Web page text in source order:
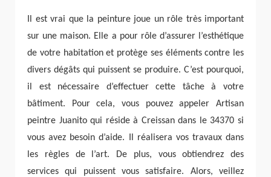
Il est vrai que la peinture joue un rôle très important
sur une maison. Elle a pour rôle d’assurer l’esthétique
de votre habitation et protège ses éléments contre les
divers dégâts qui puissent se produire. C’est pourquoi,
il est nécessaire d’effectuer cette tâche à votre
bâtiment. Pour cela, vous pouvez appeler Artisan
peintre Juanito qui réside à Creissan dans le 34370 si
vous avez besoin d’aide. Il réalisera vos travaux dans
les règles de l’art. De plus, vous obtiendrez des
services qui puissent vous satisfaire. Alors, veillez